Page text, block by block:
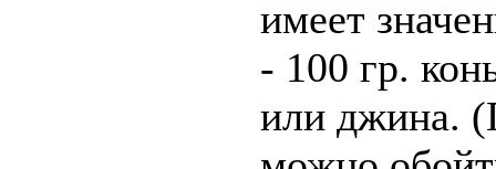
имеет
- 100 гр.
или джина.